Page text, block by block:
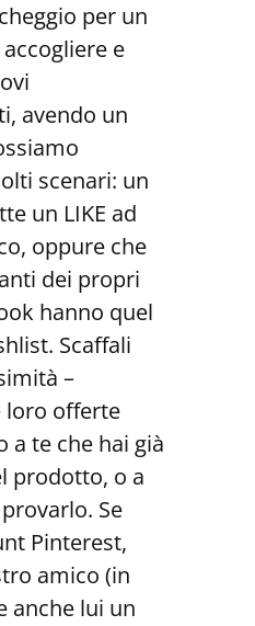
per un
e
avendo un
scenari: un
un LIKE ad
oppure che
dei propri
hanno quel
Scaffali
–
loro offerte
a te che hai già
prodotto, o a
Se
Pinterest,
amico (in
anche lui un